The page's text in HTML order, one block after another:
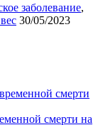
заболевание,
30/05/2023
смерти на